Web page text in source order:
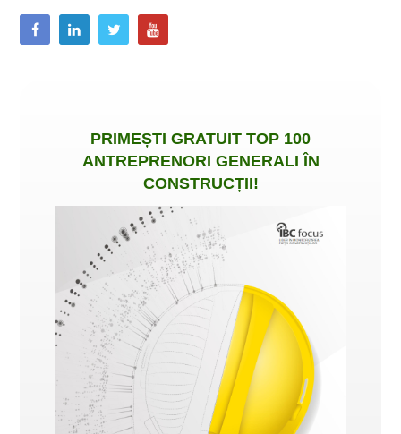
PRIMEȘTI GRATUIT TOP 100
ANTREPRENORI GENERALI ÎN
CONSTRUCȚII!